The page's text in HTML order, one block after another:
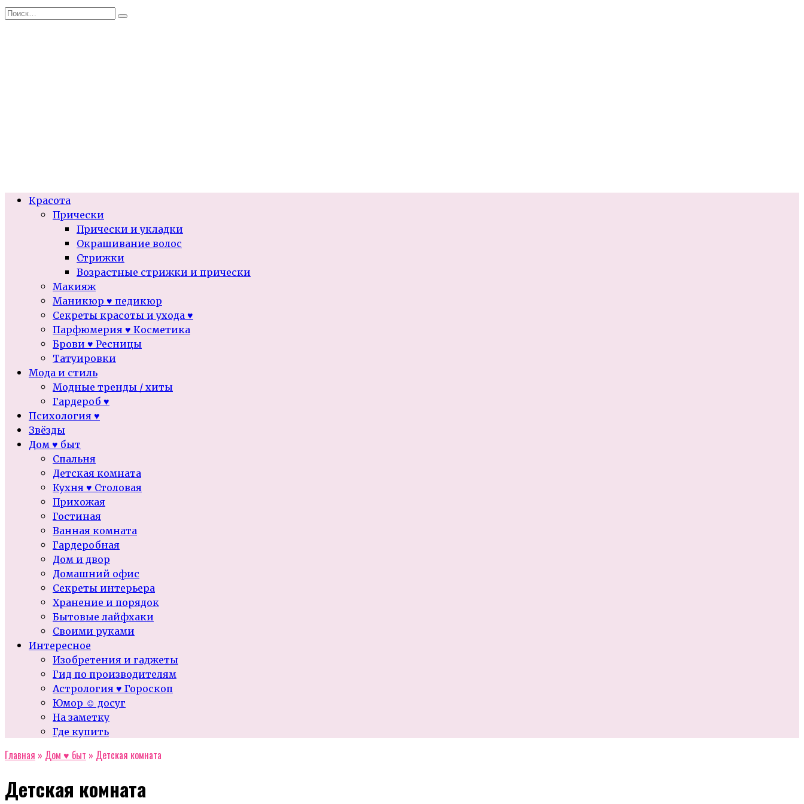
Перейти
Search
Красота
Прически
Прически и укладки
Окрашивание волос
Стрижки
Возрастные стрижки и прически
Макияж
Маникюр ♥ педикюр
Секреты красоты и ухода ♥
Парфюмерия ♥ Косметика
Брови ♥ Ресницы
Татуировки
Мода и стиль
Модные тренды / хиты
Гардероб ♥
Психология ♥
Звёзды
Дом ♥ быт
Спальня
Детская комната
Кухня ♥ Столовая
Прихожая
Гостиная
Ванная комната
Гардеробная
Дом и двор
Домашний офис
Секреты интерьера
Хранение и порядок
Бытовые лайфхаки
Своими руками
Интересное
Изобретения и гаджеты
Гид по производителям
Астрология ♥ Гороскоп
Юмор ☺ досуг
На заметку
Где купить
Главная » Дом ♥ быт » Детская комната
Детская комната